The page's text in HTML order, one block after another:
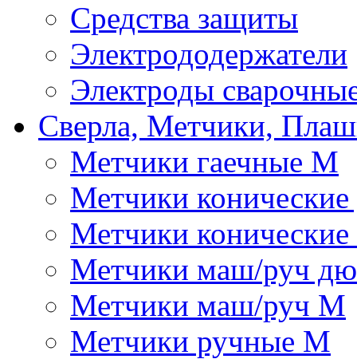
Средства защиты
Электрододержатели
Электроды
Сверла, Метчики,
Метчики гаечные М
Метчики
Метчики
Метчики маш/руч
Метчики маш/руч М
Метчики ручные М